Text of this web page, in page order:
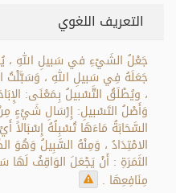
التعريف اللغوي
جَعْلُ الشَيْءِ في سَبيلِ اللهِ ،
جَعَلَهُ فِي سَبيلِ اللهِ ، وَسَبَّلْتُ
، ويُطْلَقُ التَّسْبيلُ بِـمَعْنَى:
وَأَصْلُ التَسْبيلِ: إِرْسَالِ شَيْءٍ
السَّحَابَةُ مَاءَهَا تُسْبِلُهُ إِسْبَالاً
الامْتِدَادُ ، وَمِنْهُ السَّبِيلُ وَهُوَ
الثَمَرَةِ : أَنْ يَجْعَلَ الوَاقِفُ لَهَا
مِنَافِعِهَا .